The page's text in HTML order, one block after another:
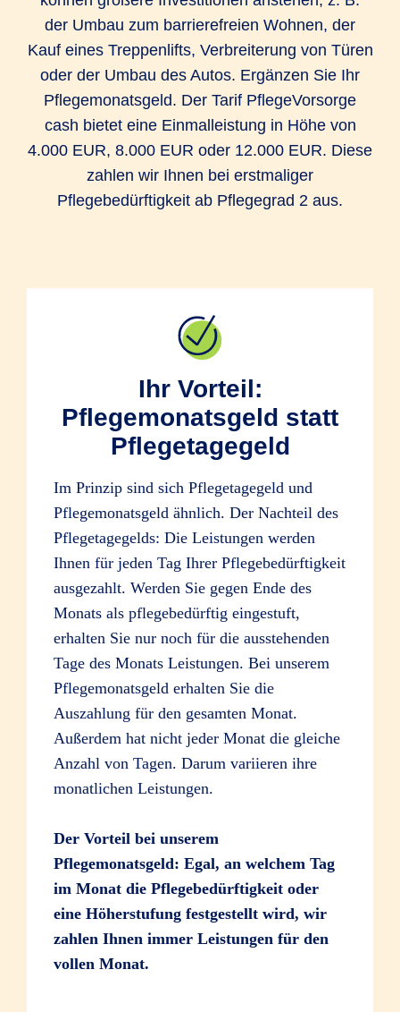
der Umbau zum barrierefreien Wohnen, der
Kauf eines Treppenlifts, Verbreiterung von Türen
oder der Umbau des Autos. Ergänzen Sie Ihr
Pflegemonatsgeld. Der Tarif PflegeVorsorge
cash bietet eine Einmalleistung in Höhe von
4.000 EUR, 8.000 EUR oder 12.000 EUR. Diese
zahlen wir Ihnen bei erstmaliger
Pflegebedürftigkeit ab Pflegegrad 2 aus.
Ihr Vorteil:
Pflegemonatsgeld statt
Pflegetagegeld
Im Prinzip sind sich Pflegetagegeld und
Pflegemonatsgeld ähnlich. Der Nachteil des
Pflegetagegelds: Die Leistungen werden
Ihnen für jeden Tag Ihrer Pflegebedürftigkeit
ausgezahlt. Werden Sie gegen Ende des
Monats als pflegebedürftig eingestuft,
erhalten Sie nur noch für die ausstehenden
Tage des Monats Leistungen. Bei unserem
Pflegemonatsgeld erhalten Sie die
Auszahlung für den gesamten Monat.
Außerdem hat nicht jeder Monat die gleiche
Anzahl von Tagen. Darum variieren ihre
monatlichen Leistungen.
Der Vorteil bei unserem
Pflegemonatsgeld: Egal, an welchem Tag
im Monat die Pflegebedürftigkeit oder
eine Höherstufung festgestellt wird, wir
zahlen Ihnen immer Leistungen für den
vollen Monat.